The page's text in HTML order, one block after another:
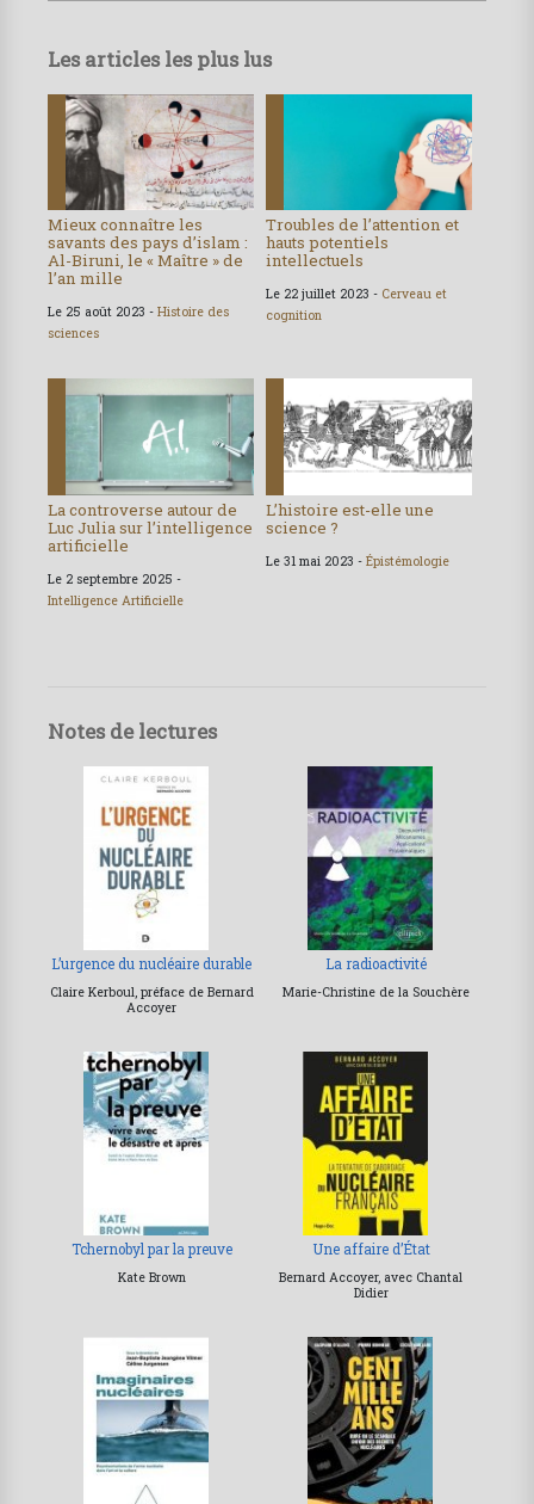
Les articles les plus lus
Mieux connaître les
savants des pays d’islam :
Al-Biruni, le « Maître » de
l’an mille
Le 25 août 2023 - Histoire des
sciences
Troubles de l’attention et
hauts potentiels
intellectuels
Le 22 juillet 2023 - Cerveau et
cognition
La controverse autour de
Luc Julia sur l’intelligence
artificielle
Le 2 septembre 2025 -
Intelligence Artificielle
L’histoire est-elle une
science ?
Le 31 mai 2023 - Épistémologie
Notes de lectures
L’urgence du nucléaire durable
Claire Kerboul, préface de Bernard
Accoyer
La radioactivité
Marie-Christine de la Souchère
Tchernobyl par la preuve
Kate Brown
Une affaire d’État
Bernard Accoyer, avec Chantal
Didier